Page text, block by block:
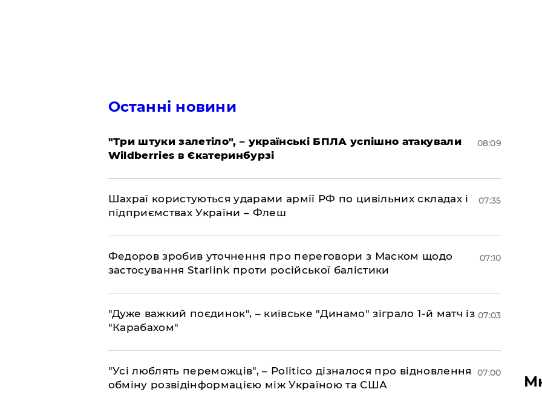
Останні новини
"Три штуки залетіло", – українські БПЛА успішно атакували
Wildberries в Єкатеринбурзі
08:09
Шахраї користуються ударами армії РФ по цивільних складах і
підприємствах України – Флеш
07:35
Федоров зробив уточнення про переговори з Маском щодо
застосування Starlink проти російської балістики
07:10
"Дуже важкий поєдинок", – київське "Динамо" зіграло 1-й матч із
"Карабахом"
07:03
"Усі люблять переможців", – Politico дізналося про відновлення
обміну розвідінформацією між Україною та США
07:00